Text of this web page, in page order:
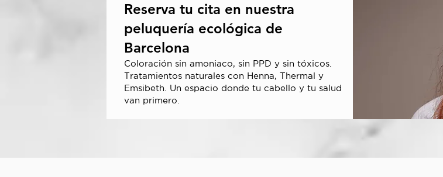
Reserva tu cita en nuestra
peluquería ecológica de
Barcelona
Coloración sin amoniaco, sin PPD y sin tóxicos.
Tratamientos naturales con Henna, Thermal y
Emsibeth. Un espacio donde tu cabello y tu salud
van primero.